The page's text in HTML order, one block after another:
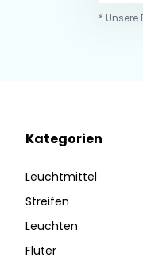
*
Kategorien
Leuchtmittel
Streifen
Leuchten
Fluter